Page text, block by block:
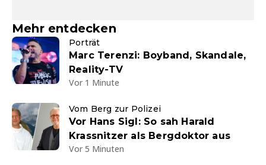
Mehr entdecken
Porträt
Marc Terenzi: Boyband, Skandale,
Reality-TV
Vor 1 Minute
Vom Berg zur Polizei
Vor Hans Sigl: So sah Harald
Krassnitzer als Bergdoktor aus
Vor 5 Minuten